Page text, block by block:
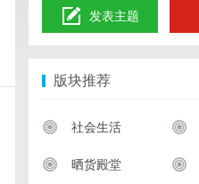
发表主题
版块推荐
社会生活
晒货殿堂